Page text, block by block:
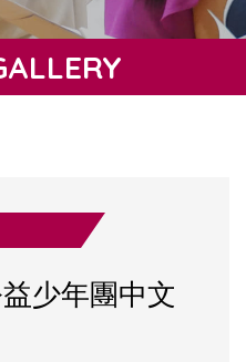
少年團中文